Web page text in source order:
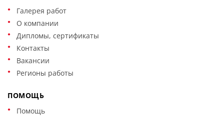
Галерея работ
О компании
Дипломы, сертификаты
Контакты
Вакансии
Регионы работы
ПОМОЩЬ
Помощь